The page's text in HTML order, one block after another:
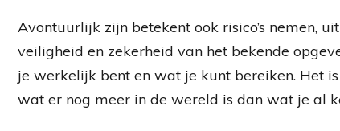
Avontuurlijk zijn betekent ook risico’s nemen,
veiligheid en zekerheid van het bekende
je werkelijk bent en wat je kunt bereiken. Het
wat er nog meer in de wereld is dan wat je al